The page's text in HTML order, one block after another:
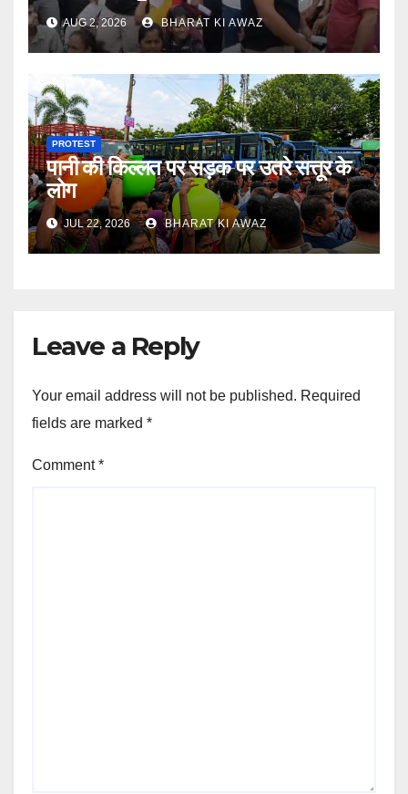
AUG 2, 2026 BHARAT KI AWAZ
PROTEST
पानी की किल्लत पर सड़क पर उतरे सत्तूर के
लोग
JUL 22, 2026 BHARAT KI AWAZ
Leave a Reply
Your email address will not be published. Required
fields are marked *
Comment*